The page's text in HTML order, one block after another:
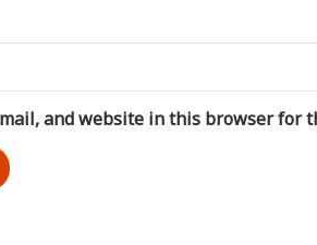
and website in this browser for